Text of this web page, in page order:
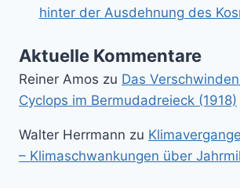
hinter der Ausdehnung des
Aktuelle Kommentare
Reiner Amos zu Das
Cyclops im Bermudadreieck (1918)
Walter Herrmann zu
– Klimaschwankungen über